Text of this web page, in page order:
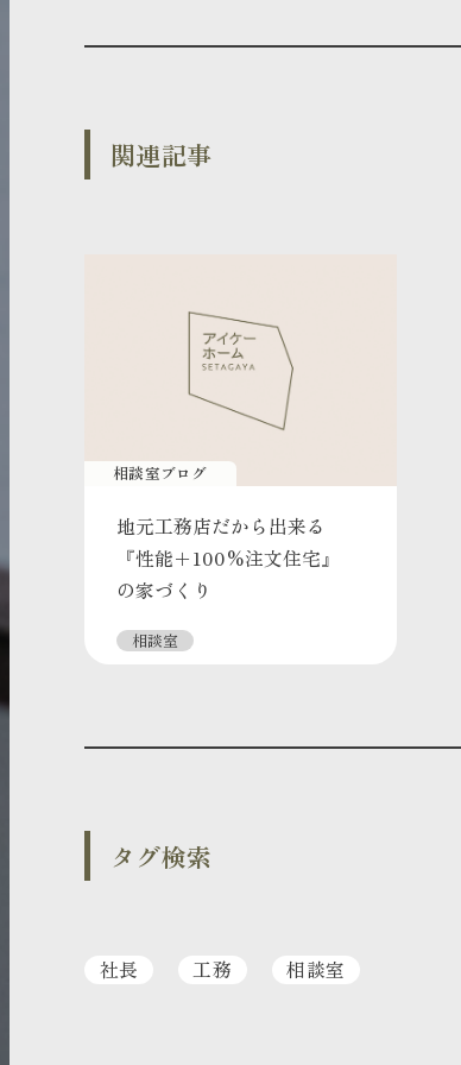
関連記事
相談室ブログ
地元工務店だから出来る
『性能＋100%注文住宅』
の家づくり
相談室
タグ検索
社長 工務 相談室